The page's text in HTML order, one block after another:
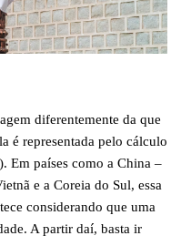
diferentemente da que
é representada pelo cálculo
Em países como a China –
e a Coreia do Sul, essa
considerando que uma
A partir daí, basta ir